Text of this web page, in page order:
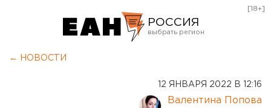
РОССИЯ
Курган
[18+]
← НОВОСТИ
12 ЯНВАРЯ 2022 В 12:16
Валентина Попова